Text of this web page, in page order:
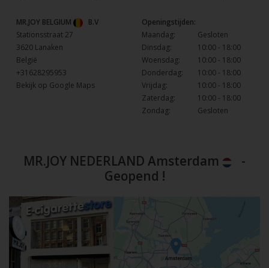
MR.JOY BELGIUM
B.V
Stationsstraat 27
3620 Lanaken
België
+31628295953
Bekijk op Google Maps
Openingstijden:
Maandag:
Gesloten
Dinsdag:
10:00 - 18:00
Woensdag:
10:00 - 18:00
Donderdag:
10:00 - 18:00
Vrijdag:
10:00 - 18:00
Zaterdag:
10:00 - 18:00
Zondag:
Gesloten
MR.JOY NEDERLAND Amsterdam
-
Geopend !